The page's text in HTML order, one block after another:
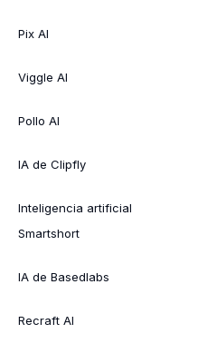
Pix AI
Viggle AI
Pollo AI
IA de Clipfly
Inteligencia artificial
Smartshort
IA de Basedlabs
Recraft AI